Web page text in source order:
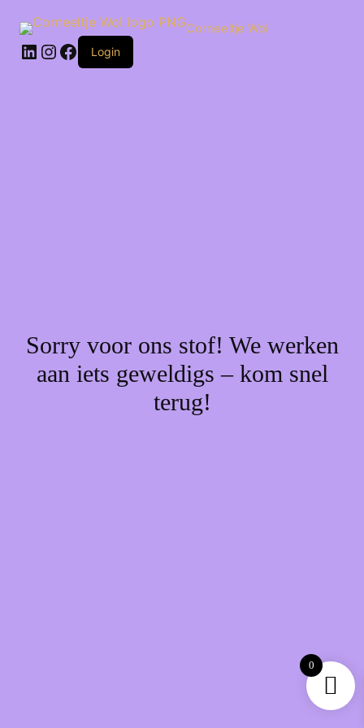
naar
inhoud
Corneeltje Wol
LinkedIn
Instagram
Facebook
Login
Sorry voor ons stof! We werken
aan iets geweldigs – kom snel
terug!
0